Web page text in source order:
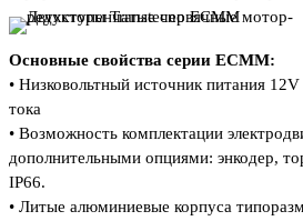
Основные свойства серии ЕСМM:
• Низковольтный источник питания
тока
• Возможность комплектации
дополнительными опциями: энкодер,
IP66.
• Литые алюминиевые корпуса